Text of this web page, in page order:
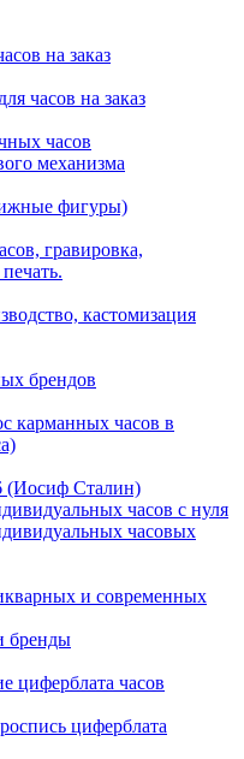
на заказ
часов на заказ
часов
механизма
фигуры)
гравировка,
кастомизация
брендов
карманных часов в
(Иосиф Сталин)
часов с нуля
часовых
и современных
бренды
циферблата часов
циферблата